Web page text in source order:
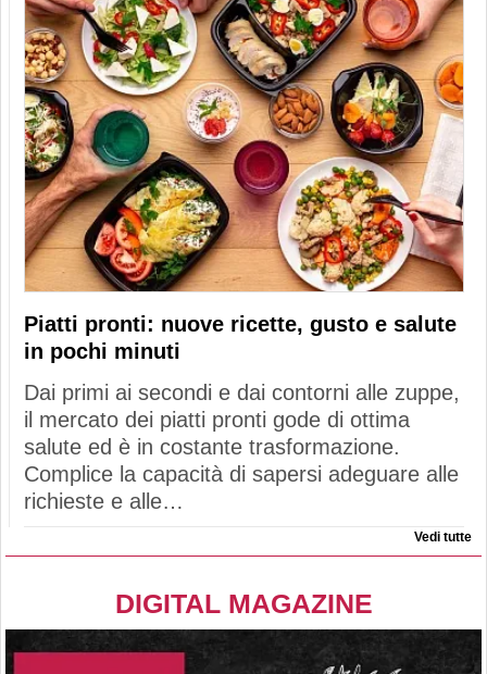
Piatti pronti: nuove ricette, gusto e salute
in pochi minuti
Dai primi ai secondi e dai contorni alle zuppe,
il mercato dei piatti pronti gode di ottima
salute ed è in costante trasformazione.
Complice la capacità di sapersi adeguare alle
richieste e alle…
Vedi tutte
DIGITAL MAGAZINE